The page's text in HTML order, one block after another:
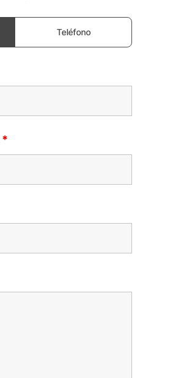
Teléfono
*